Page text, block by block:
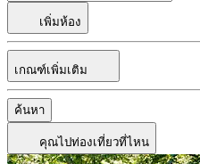
เพิ่มห้อง
เกณฑ์เพิ่มเติม
ค้นหา
คุณไปท่องเที่ยวที่ไหน